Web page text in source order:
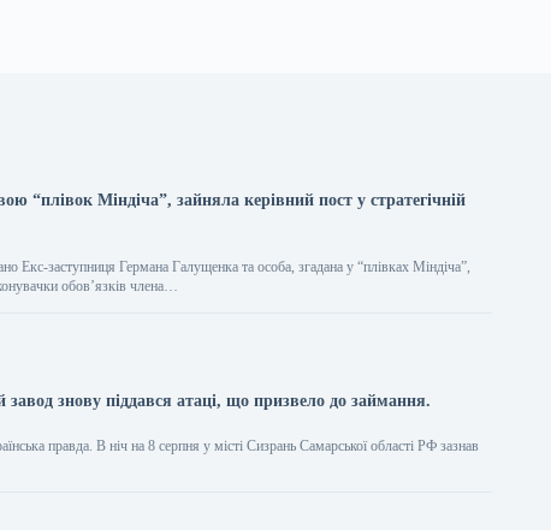
“плівок Міндіча”, зайняла керівний пост у стратегічній
Екс-заступниця Германа Галущенка та особа, згадана у “плівках Міндіча”,
обов’язків члена…
знову піддався атаці, що призвело до займання.
правда. В ніч на 8 серпня у місті Сизрань Самарської області РФ зазнав